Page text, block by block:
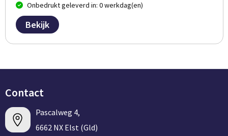
Onbedrukt geleverd in: 0 werkdag(en)
Bekijk
Contact
Pascalweg 4,
6662 NX Elst (Gld)